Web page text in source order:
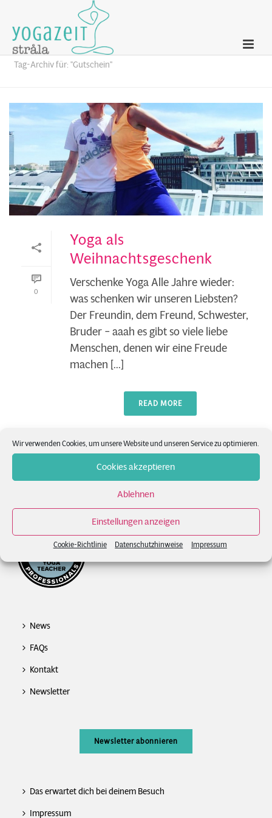
Wir verwenden Cookies, um unsere Website und unseren Service zu optimieren.
Cookies akzeptieren
Ablehnen
Einstellungen anzeigen
Cookie-Richtlinie Datenschutzhinweise Impressum
Archives
Tag-Archiv für: "Gutschein"
0
Yoga als
Weihnachtsgeschenk
Verschenke Yoga Alle Jahre wieder:
was schenken wir unseren Liebsten?
Der Freundin, dem Freund, Schwester,
Bruder – aaah es gibt so viele liebe
Menschen, denen wir eine Freude
machen [...]
READ MORE
News
FAQs
Kontakt
Newsletter
Newsletter abonnieren
Das erwartet dich bei deinem Besuch
Impressum